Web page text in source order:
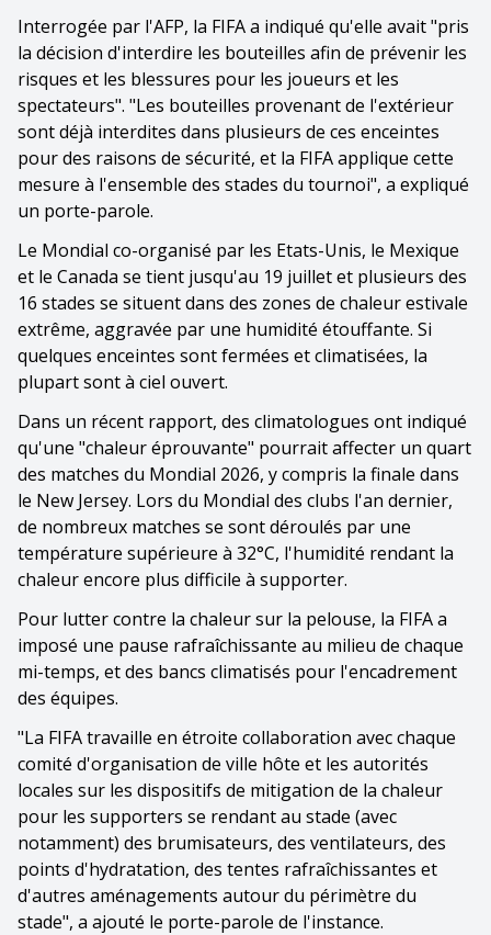
Interrogée par l'AFP, la FIFA a indiqué qu'elle avait "pris
la décision d'interdire les bouteilles afin de prévenir les
risques et les blessures pour les joueurs et les
spectateurs". "Les bouteilles provenant de l'extérieur
sont déjà interdites dans plusieurs de ces enceintes
pour des raisons de sécurité, et la FIFA applique cette
mesure à l'ensemble des stades du tournoi", a expliqué
un porte-parole.
Le Mondial co-organisé par les Etats-Unis, le Mexique
et le Canada se tient jusqu'au 19 juillet et plusieurs des
16 stades se situent dans des zones de chaleur estivale
extrême, aggravée par une humidité étouffante. Si
quelques enceintes sont fermées et climatisées, la
plupart sont à ciel ouvert.
Dans un récent rapport, des climatologues ont indiqué
qu'une "chaleur éprouvante" pourrait affecter un quart
des matches du Mondial 2026, y compris la finale dans
le New Jersey. Lors du Mondial des clubs l'an dernier,
de nombreux matches se sont déroulés par une
température supérieure à 32°C, l'humidité rendant la
chaleur encore plus difficile à supporter.
Pour lutter contre la chaleur sur la pelouse, la FIFA a
imposé une pause rafraîchissante au milieu de chaque
mi-temps, et des bancs climatisés pour l'encadrement
des équipes.
"La FIFA travaille en étroite collaboration avec chaque
comité d'organisation de ville hôte et les autorités
locales sur les dispositifs de mitigation de la chaleur
pour les supporters se rendant au stade (avec
notamment) des brumisateurs, des ventilateurs, des
points d'hydratation, des tentes rafraîchissantes et
d'autres aménagements autour du périmètre du
stade", a ajouté le porte-parole de l'instance.